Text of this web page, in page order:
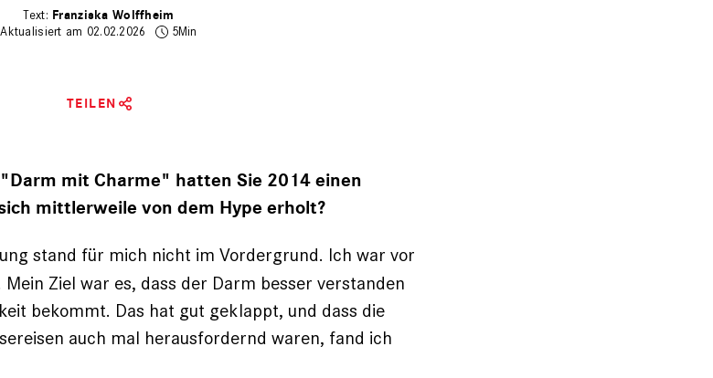
Franziska Wolffheim
Aktualisiert am 02.02.2026
5Min
TEILEN
mit Charme" hatten Sie 2014 einen
mittlerweile von dem Hype erholt?
stand für mich nicht im Vordergrund. Ich war vor
Ziel war es, dass der Darm besser verstanden
bekommt. Das hat gut geklappt, und dass die
auch mal herausfordernd waren, fand ich